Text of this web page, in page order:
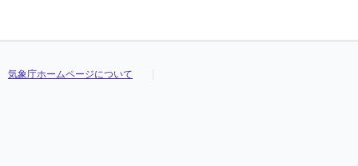
気象庁ホームページについて